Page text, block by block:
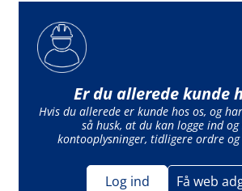
Er du allerede kunde
Hvis du allerede er kunde hos os, og
så husk, at du kan logge ind og
kontooplysninger, tidligere ordre og
Log ind Få web